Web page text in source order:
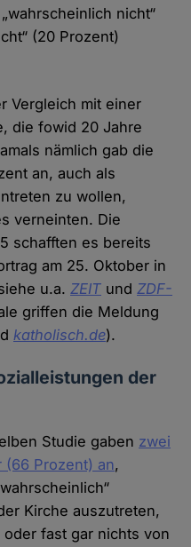
nicht“
(20 Prozent)
Vergleich mit einer
die fowid 20 Jahre
nämlich gab die
an, auch als
zu wollen,
verneinten. Die
schafften es bereits
am 25. Oktober in
u.a.ZEIT undZDF-
griffen die Meldung
katholisch.de).
der
Studie gaben zwei
(66 Prozent) an,
Kirche auszutreten,
fast gar nichts von